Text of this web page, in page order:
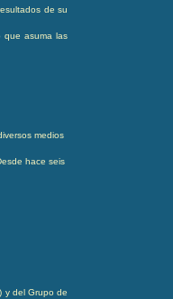
de su
que asuma las
medios
hace seis
y del Grupo de